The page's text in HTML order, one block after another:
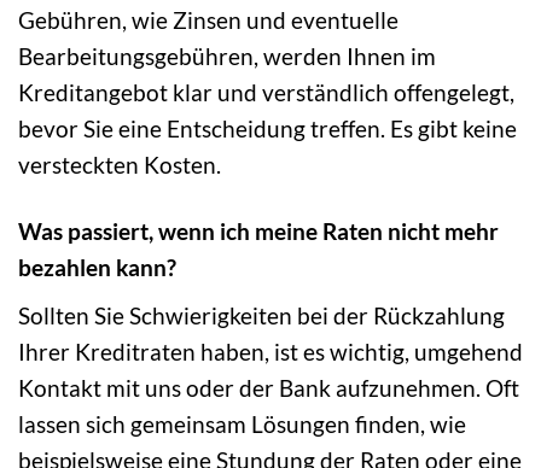
Gebühren, wie Zinsen und eventuelle
Bearbeitungsgebühren, werden Ihnen im
Kreditangebot klar und verständlich offengelegt,
bevor Sie eine Entscheidung treffen. Es gibt keine
versteckten Kosten.
Was passiert, wenn ich meine Raten nicht mehr
bezahlen kann?
Sollten Sie Schwierigkeiten bei der Rückzahlung
Ihrer Kreditraten haben, ist es wichtig, umgehend
Kontakt mit uns oder der Bank aufzunehmen. Oft
lassen sich gemeinsam Lösungen finden, wie
beispielsweise eine Stundung der Raten oder eine